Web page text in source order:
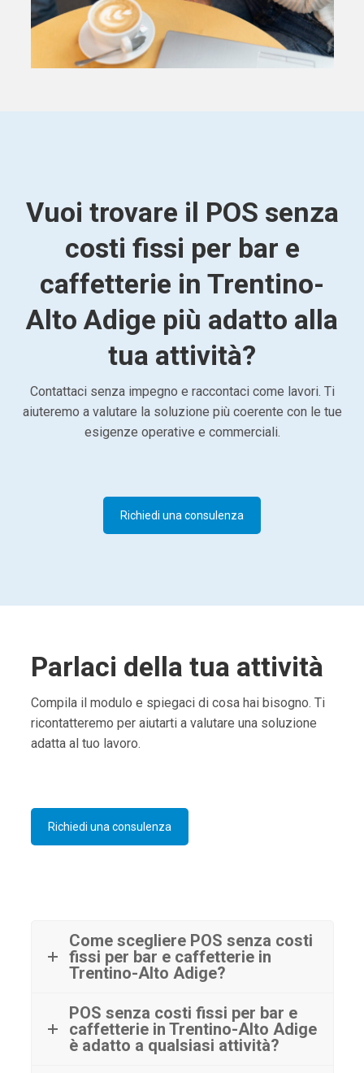
Vuoi trovare il POS senza
costi fissi per bar e
caffetterie in Trentino-
Alto Adige più adatto alla
tua attività?
Contattaci senza impegno e raccontaci come lavori. Ti
aiuteremo a valutare la soluzione più coerente con le tue
esigenze operative e commerciali.
Richiedi una consulenza
Parlaci della tua attività
Compila il modulo e spiegaci di cosa hai bisogno. Ti
ricontatteremo per aiutarti a valutare una soluzione
adatta al tuo lavoro.
Richiedi una consulenza
Come scegliere POS senza costi
fissi per bar e caffetterie in
Trentino-Alto Adige?
POS senza costi fissi per bar e
caffetterie in Trentino-Alto Adige
è adatto a qualsiasi attività?